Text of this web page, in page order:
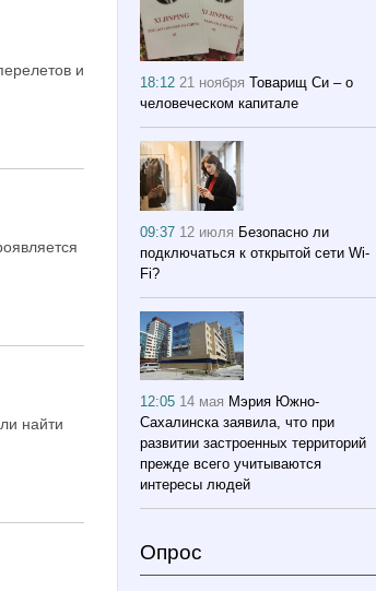
и
найти
18:1221 ноября Товарищ Си – о
человеческом капитале
09:37 12 июля Безопасно ли
подключаться к открытой сети Wi-
Fi?
12:05 14 мая Мэрия Южно-
Сахалинска заявила, что при
развитии застроенных территорий
прежде всего учитываются
интересы людей
Опрос